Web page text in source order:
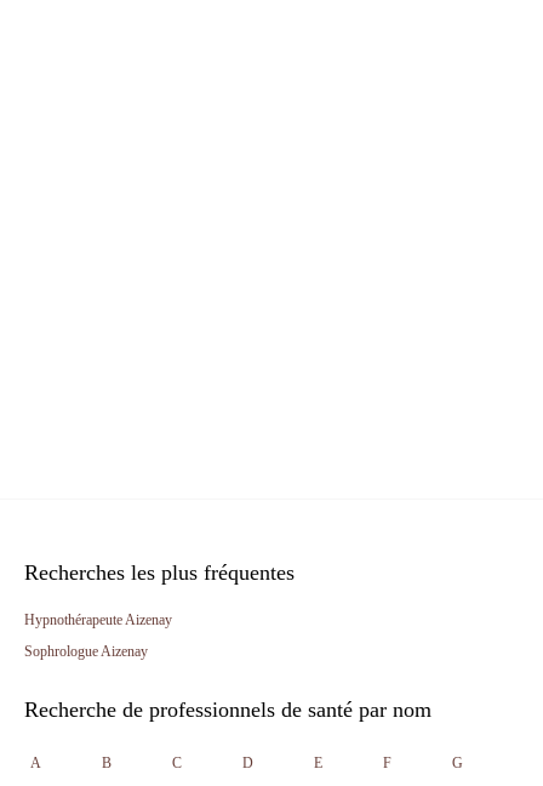
Recherches les plus fréquentes
Hypnothérapeute Aizenay
Sophrologue Aizenay
Recherche de professionnels de santé par nom
A B C D E F G